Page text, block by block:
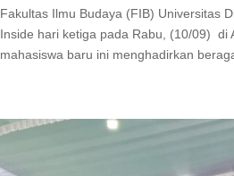
Fakultas Ilmu Budaya (FIB) Universitas
Inside hari ketiga pada Rabu, (10/09) di
mahasiswa baru ini menghadirkan